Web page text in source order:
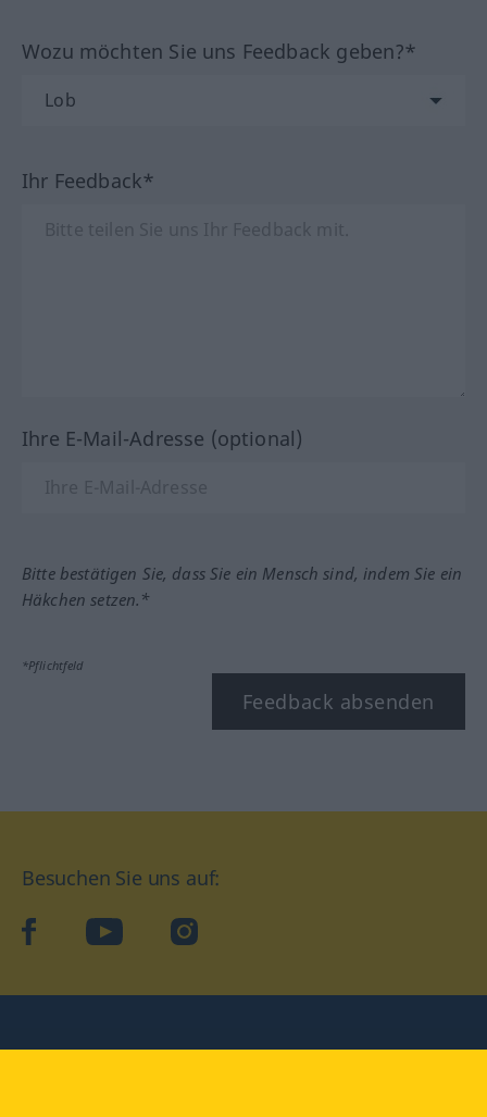
Wozu möchten Sie uns Feedback geben?*
Ihr Feedback*
Ihre E-Mail-Adresse (optional)
Bitte bestätigen Sie, dass Sie ein Mensch sind, indem Sie ein
Häkchen setzen.*
*Pflichtfeld
Feedback absenden
Besuchen Sie uns auf:
facebook YouTube Instagram
Langenscheidt